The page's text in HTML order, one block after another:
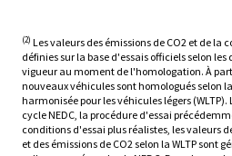
(2) Les valeurs des émissions de CO2 et de
définies sur la base d'essais officiels selon
vigueur au moment de l'homologation. À
nouveaux véhicules sont homologués selon
harmonisée pour les véhicules légers
cycle NEDC, la procédure d'essai
conditions d'essai plus réalistes, les valeurs
et des émissions de CO2 selon la WLTP sont